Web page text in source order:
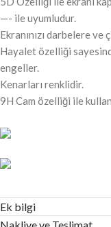
—- ile uyumludur.
Ekranınızı darbelere ve
Hayalet özelliği
engeller.
Kenarları renklidir.
9H Cam özelliği ile
Ek bilgi